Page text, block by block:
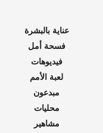
عناية بالبشرة
فسحة أمل
فيديوهات
لعبة الأمم
مبدعون
محليات
مشاهير